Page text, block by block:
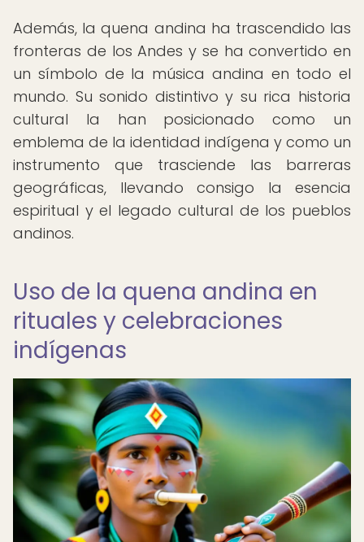
Además, la quena andina ha trascendido las
fronteras de los Andes y se ha convertido en
un símbolo de la música andina en todo el
mundo. Su sonido distintivo y su rica historia
cultural la han posicionado como un
emblema de la identidad indígena y como un
instrumento que trasciende las barreras
geográficas, llevando consigo la esencia
espiritual y el legado cultural de los pueblos
andinos.
Uso de la quena andina en
rituales y celebraciones
indígenas